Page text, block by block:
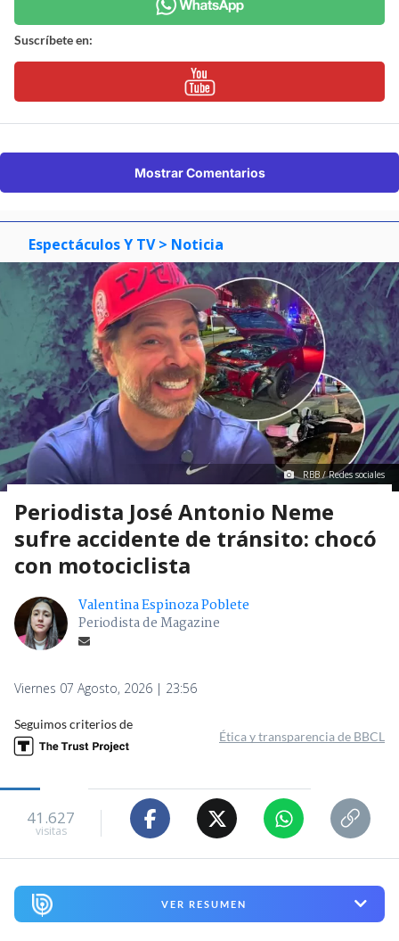
Suscríbete en:
Mostrar Comentarios
Espectáculos Y TV > Noticia
RBB / Redes sociales
Periodista José Antonio Neme
sufre accidente de tránsito: chocó
con motociclista
Valentina Espinoza Poblete
Periodista de Magazine
Viernes 07 Agosto, 2026 | 23:56
Seguimos criterios de
Ética y transparencia de BBCL
41.627
visitas
VER RESUMEN